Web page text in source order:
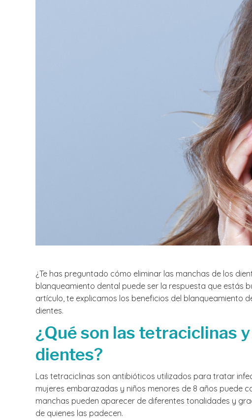
¿Te has preguntado cómo eliminar las manchas de los
blanqueamiento dental puede ser la respuesta que estás
artículo, te explicamos los beneficios del blanqueamiento
dientes.
¿Qué son las tetraciclinas
dientes?
Las tetraciclinas son antibióticos utilizados para tratar
mujeres embarazadas y niños menores de 8 años puede
manchas pueden aparecer de diferentes tonalidades y
de quienes las padecen.